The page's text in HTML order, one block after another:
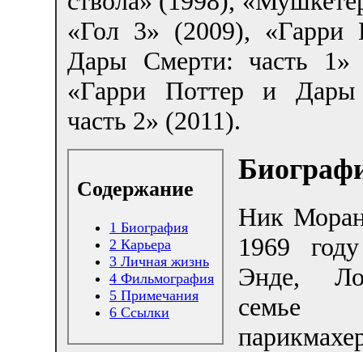
«Гол 3» (2009), «Гарри
Дары Смерти: часть
«Гарри Поттер и
часть 2» (2011).
Содержание
1 Биография
2 Карьера
3 Личная жизнь
4 Фильмография
5 Примечания
6 Ссылки
Ник
1969
Энде,
семье